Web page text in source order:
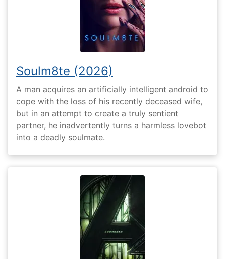
Soulm8te (2026)
A man acquires an artificially intelligent android to
cope with the loss of his recently deceased wife,
but in an attempt to create a truly sentient
partner, he inadvertently turns a harmless lovebot
into a deadly soulmate.